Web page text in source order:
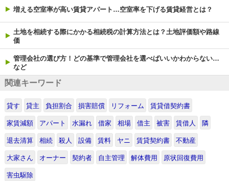
増える空室率が高い賃貸アパート…空室率を下げる賃貸経営とは？
土地を相続する際にかかる相続税の計算方法とは？土地評価額や路線
価
管理会社の選び方！どの基準で管理会社を選べばいいかわからない…
など
関連キーワード
貸す 貸主 負担割合 損害賠償 リフォーム 賃貸借契約書
家賃減額 アパート 水漏れ 借家 相場 借主 被害 賃借人 隣
退去清算 相続 殺人 設備 賃料 ヤニ 賃貸契約書 不動産
大家さん オーナー 契約者 自主管理 解体費用 原状回復費用
害虫駆除